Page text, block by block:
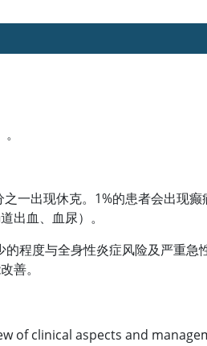
。
一出现休克。1%的患者会出现
出血、血尿）。
程度与全身性炎症风险及严重急
善。
of clinical aspects and